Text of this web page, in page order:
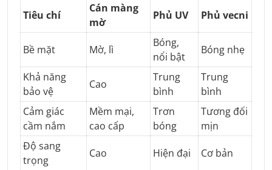
Tiêu chí
Cán màng
mờ
Phủ UV Phủ vecni
Bề mặt Mờ, lì
Bóng,
nổi bật
Bóng nhẹ
Khả năng
bảo vệ
Cao
Trung
bình
Trung
bình
Cảm giác
cầm nắm
Mềm mại,
cao cấp
Trơn
bóng
Tương đối
mịn
Độ sang
trọng
Cao Hiện đại Cơ bản